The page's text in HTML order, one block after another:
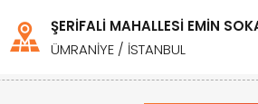
ŞERİFALİ MAHALLESİ EMİN
ÜMRANİYE / İSTANBUL